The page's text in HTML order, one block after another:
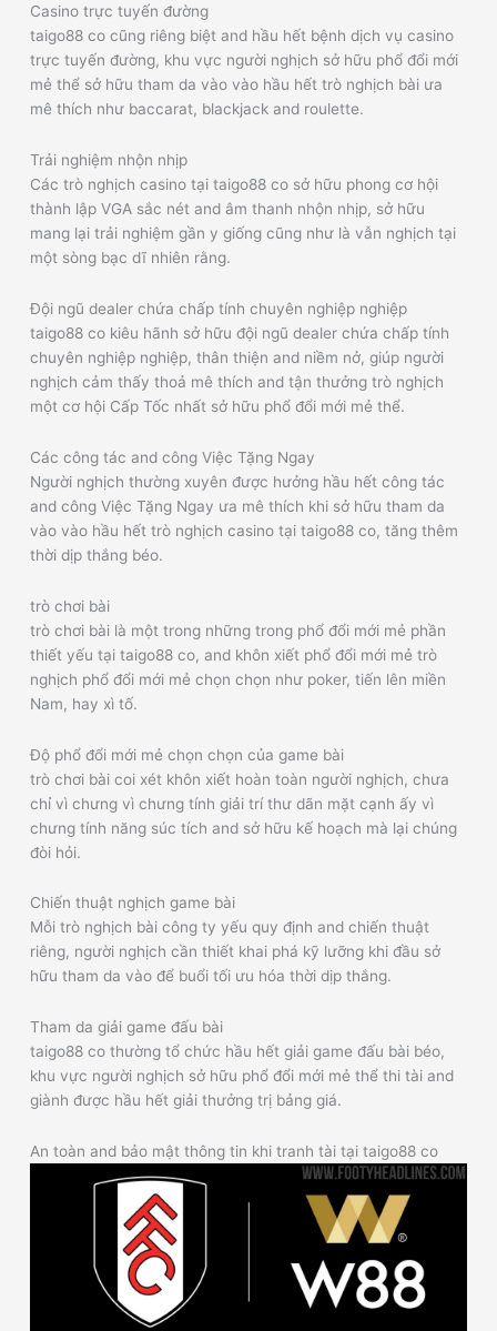
Casino trực tuyến đường
taigo88 co cũng riêng biệt and hầu hết bệnh dịch vụ casino
trực tuyến đường, khu vực người nghịch sở hữu phổ đổi mới
mẻ thể sở hữu tham da vào vào hầu hết trò nghịch bài ưa
mê thích như baccarat, blackjack and roulette.
Trải nghiệm nhộn nhịp
Các trò nghịch casino tại taigo88 co sở hữu phong cơ hội
thành lập VGA sắc nét and âm thanh nhộn nhịp, sở hữu
mang lại trải nghiệm gần y giống cũng như là vẫn nghịch tại
một sòng bạc dĩ nhiên rằng.
Đội ngũ dealer chứa chấp tính chuyên nghiệp nghiệp
taigo88 co kiêu hãnh sở hữu đội ngũ dealer chứa chấp tính
chuyên nghiệp nghiệp, thân thiện and niềm nở, giúp người
nghịch cảm thấy thoả mê thích and tận thưởng trò nghịch
một cơ hội Cấp Tốc nhất sở hữu phổ đổi mới mẻ thể.
Các công tác and công Việc Tặng Ngay
Người nghịch thường xuyên được hưởng hầu hết công tác
and công Việc Tặng Ngay ưa mê thích khi sở hữu tham da
vào vào hầu hết trò nghịch casino tại taigo88 co, tăng thêm
thời dịp thắng béo.
trò chơi bài
trò chơi bài là một trong những trong phổ đổi mới mẻ phần
thiết yếu tại taigo88 co, and khôn xiết phổ đổi mới mẻ trò
nghịch phổ đổi mới mẻ chọn chọn như poker, tiến lên miền
Nam, hay xì tố.
Độ phổ đổi mới mẻ chọn chọn của game bài
trò chơi bài coi xét khôn xiết hoàn toàn người nghịch, chưa
chỉ vì chưng vì chưng tính giải trí thư dãn mặt cạnh ấy vì
chưng tính năng súc tích and sở hữu kế hoạch mà lại chúng
đòi hỏi.
Chiến thuật nghịch game bài
Mỗi trò nghịch bài công ty yếu quy định and chiến thuật
riêng, người nghịch cần thiết khai phá kỹ lưỡng khi đầu sở
hữu tham da vào để buổi tối ưu hóa thời dịp thắng.
Tham da giải game đấu bài
taigo88 co thường tổ chức hầu hết giải game đấu bài béo,
khu vực người nghịch sở hữu phổ đổi mới mẻ thể thi tài and
giành được hầu hết giải thưởng trị bảng giá.
An toàn and bảo mật thông tin khi tranh tài tại taigo88 co